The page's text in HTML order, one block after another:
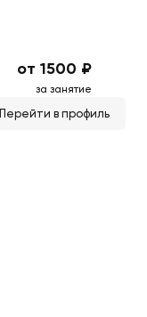
от 1500 ₽
за занятие
Перейти в профиль